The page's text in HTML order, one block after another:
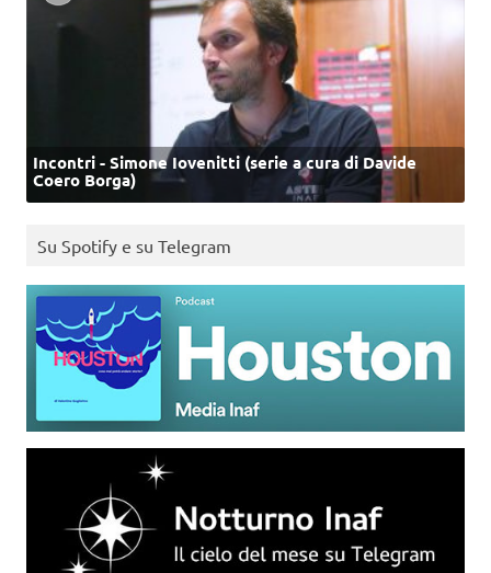
Incontri - Simone Iovenitti (serie a cura di Davide
Coero Borga)
Su Spotify e su Telegram